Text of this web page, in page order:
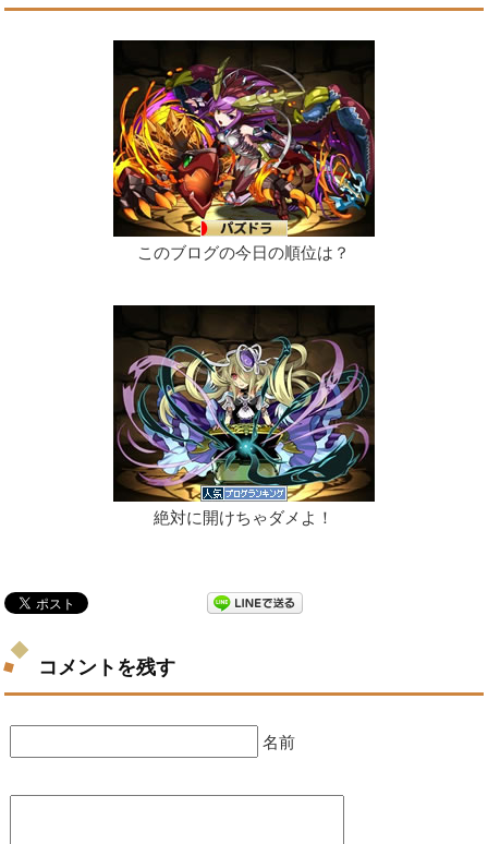
このブログの今日の順位は？
絶対に開けちゃダメよ！
コメントを残す
名前